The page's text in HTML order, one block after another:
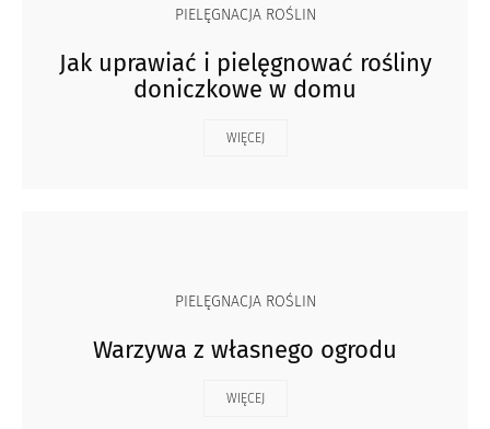
PIELĘGNACJA ROŚLIN
Jak uprawiać i pielęgnować rośliny
doniczkowe w domu
WIĘCEJ
PIELĘGNACJA ROŚLIN
Warzywa z własnego ogrodu
WIĘCEJ